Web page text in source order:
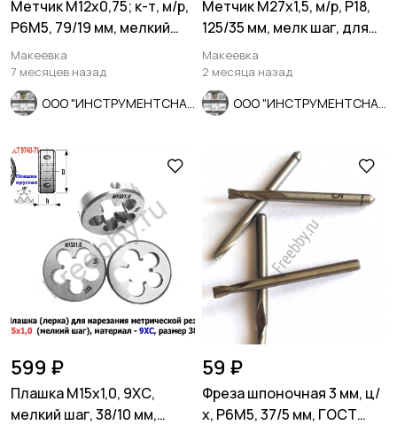
Метчик М12х0,75; к-т, м/р,
Р6М5, 79/19 мм, мелкий
шаг, шлиф, СССР.
Макеевка
7 месяцев назад
Метчик М27х1,5, м/р, Р18,
125/35 мм, мелк шаг, для
скв и гл резьбы, СССР
Макеевка
2 месяца назад
599 ₽
Плашка М15х1,0, 9ХС,
мелкий шаг, 38/10 мм,
59 ₽
Фреза шпоночная 3 мм, ц/
х, Р6М5, 37/5 мм, ГОСТ